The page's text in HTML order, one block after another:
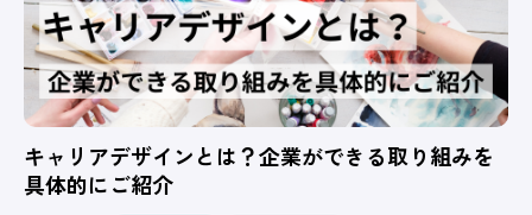
キャリアデザインとは？企業ができる取り組みを
具体的にご紹介